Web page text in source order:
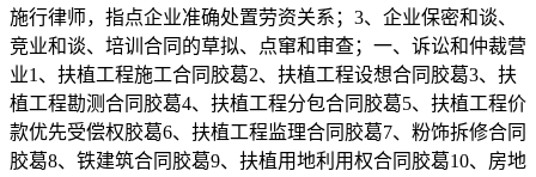
施行律师，指点企业准确处置劳资关系；3、企业保密和谈、
竞业和谈、培训合同的草拟、点窜和审查；一、诉讼和仲裁营
业1、扶植工程施工合同胶葛2、扶植工程设想合同胶葛3、扶
植工程勘测合同胶葛4、扶植工程分包合同胶葛5、扶植工程价
款优先受偿权胶葛6、扶植工程监理合同胶葛7、粉饰拆修合同
胶葛8、铁建筑合同胶葛9、扶植用地利用权合同胶葛10、房地